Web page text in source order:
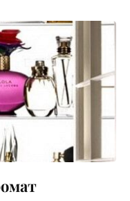
внимания.